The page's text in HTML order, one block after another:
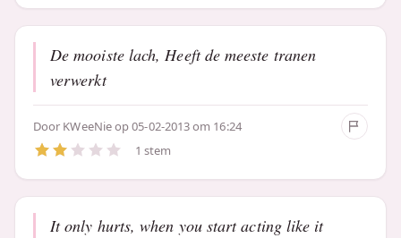
De mooiste lach, Heeft de meeste tranen
verwerkt
Door KWeeNieop 05-02-2013 om 16:24
1 stem
It only hurts, when you start acting like it